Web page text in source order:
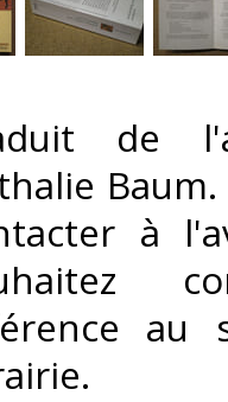
de
à
au